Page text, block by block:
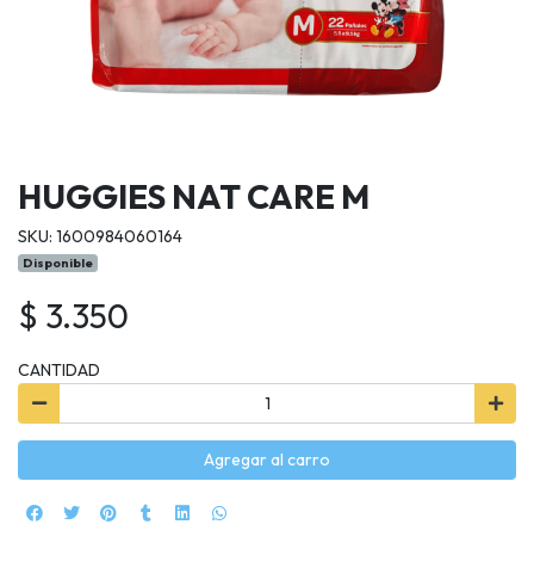
HUGGIES NAT CARE M
SKU: 1600984060164
Disponible
$ 3.350
CANTIDAD
Agregar al carro